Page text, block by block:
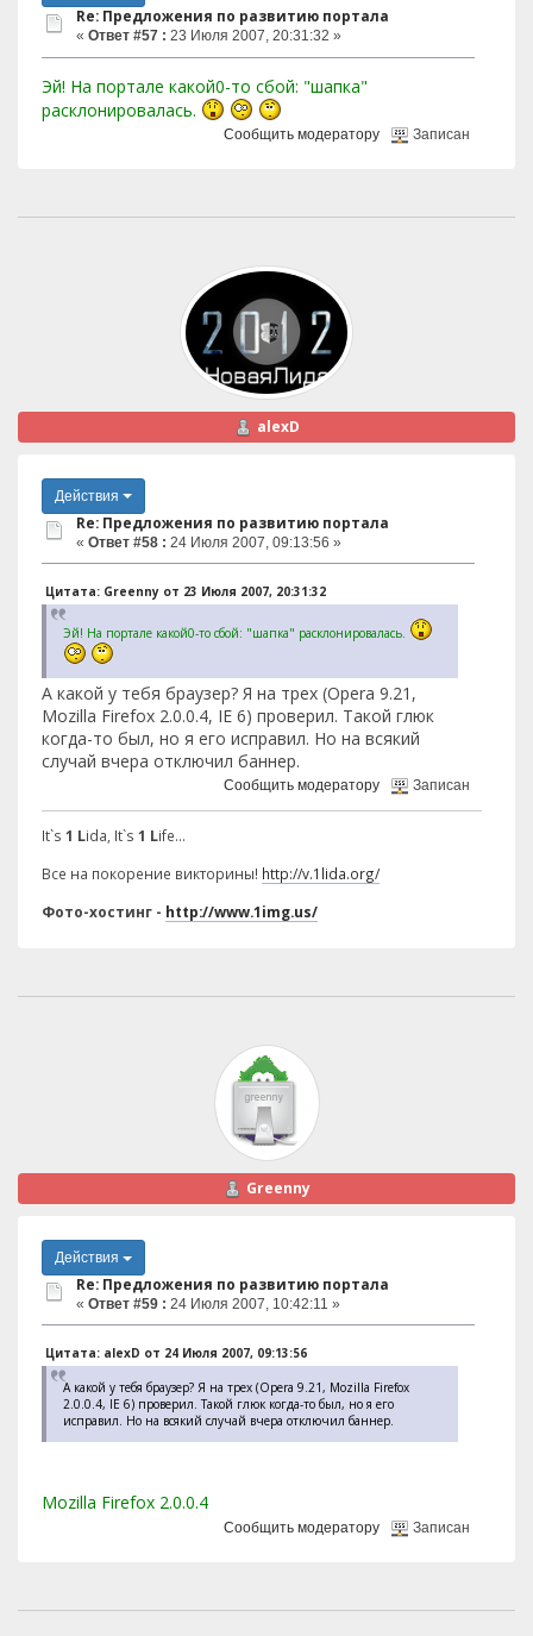
Re: Предложения по развитию портала
« Ответ #57 : 23 Июля 2007, 20:31:32 »
Эй! На портале какой0-то сбой: "шапка"
расклонировалась.
Сообщить модератору Записан
alexD
Действия
Re: Предложения по развитию портала
« Ответ #58 : 24 Июля 2007, 09:13:56 »
Цитата: Greenny от 23 Июля 2007, 20:31:32
Эй! На портале какой0-то сбой: "шапка" расклонировалась.
А какой у тебя браузер? Я на трех (Opera 9.21,
Mozilla Firefox 2.0.0.4, IE 6) проверил. Такой глюк
когда-то был, но я его исправил. Но на всякий
случай вчера отключил баннер.
Сообщить модератору Записан
It`s 1 Lida, It`s 1 Life...
Все на покорение викторины! http://v.1lida.org/
Фото-хостинг - http://www.1img.us/
Greenny
Действия
Re: Предложения по развитию портала
« Ответ #59 : 24 Июля 2007, 10:42:11 »
Цитата: alexD от 24 Июля 2007, 09:13:56
А какой у тебя браузер? Я на трех (Opera 9.21, Mozilla Firefox
2.0.0.4, IE 6) проверил. Такой глюк когда-то был, но я его
исправил. Но на всякий случай вчера отключил баннер.
Mozilla Firefox 2.0.0.4
Сообщить модератору Записан